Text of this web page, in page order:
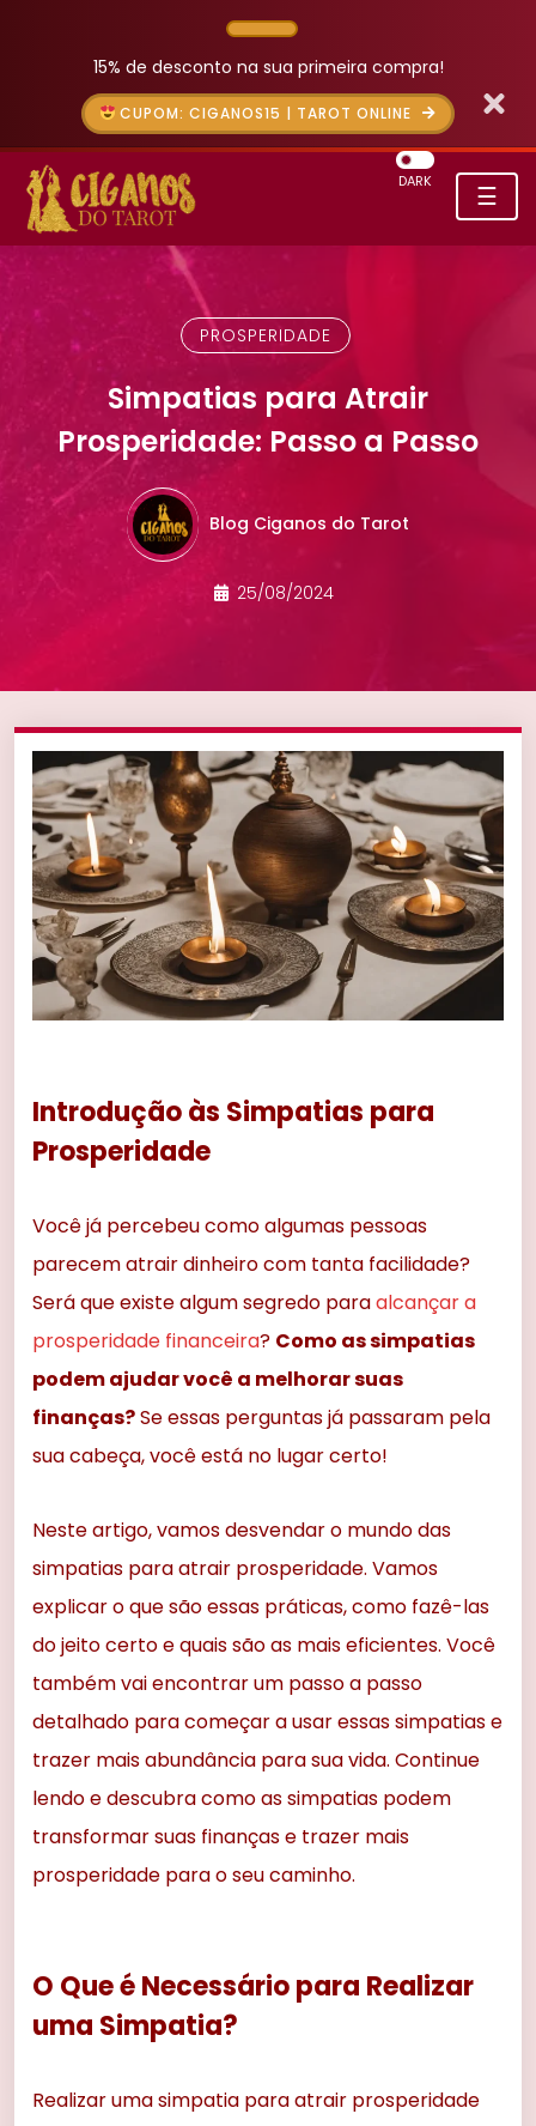
15% de desconto na sua primeira compra!
CUPOM: CIGANOS15 | TAROT ONLINE
☰
DARK
PROSPERIDADE
Simpatias para Atrair
Prosperidade: Passo a Passo
Blog Ciganos do Tarot
25/08/2024
Introdução às Simpatias para
Prosperidade
Você já percebeu como algumas pessoas
parecem atrair dinheiro com tanta facilidade?
Será que existe algum segredo paraalcançar a
prosperidade financeira? Como as simpatias
podem ajudar você a melhorar suas
finanças?Se essas perguntas já passaram pela
sua cabeça, você está no lugar certo!
Neste artigo, vamos desvendar o mundo das
simpatias para atrair prosperidade. Vamos
explicar o que são essas práticas, como fazê-las
do jeito certo e quais são as mais eficientes. Você
também vai encontrar um passo a passo
detalhado para começar a usar essas simpatias e
trazer mais abundância para sua vida. Continue
lendo e descubra como as simpatias podem
transformar suas finanças e trazer mais
prosperidade para o seu caminho.
O Que é Necessário para Realizar
uma Simpatia?
Realizar uma simpatia para atrair prosperidade